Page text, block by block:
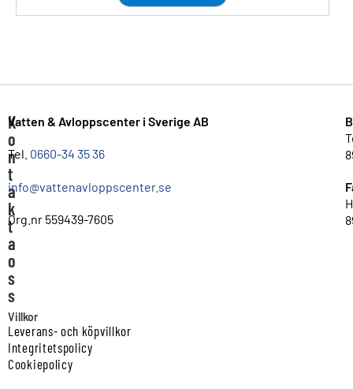
K
o
n
t
a
k
t
a
o
s
s
Vatten & Avloppscenter i Sverige AB
Tel. 0660-34 35 36
info@vattenavloppscenter.se
Org.nr 559439-7605
Villkor
Leverans- och köpvillkor
Integritetspolicy
Cookiepolicy